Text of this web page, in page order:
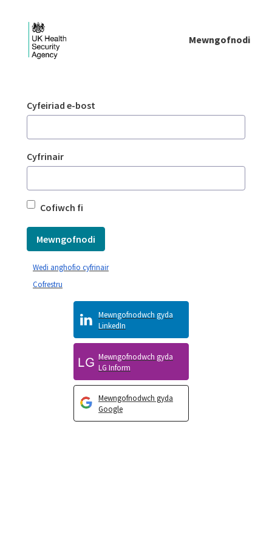
Mewngofnodi
Mewngofnodi
Cyfeiriad e-bost
Cyfrinair
Cofiwch fi
Mewngofnodi
Mewngofnodwch gyda
Google
Mewngofnodwch gyda
LG Inform
Mewngofnodwch gyda
LinkedIn
Cofrestru
Wedi anghofio cyfrinair